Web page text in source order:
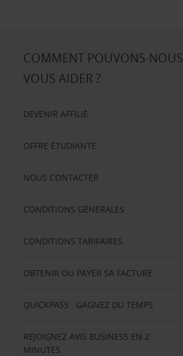
COMMENT POUVONS-NOUS
VOUS AIDER ?
DEVENIR AFFILIÉ
OFFRE ÉTUDIANTE
NOUS CONTACTER
CONDITIONS GÉNÉRALES
CONDITIONS TARIFAIRES
OBTENIR OU PAYER SA FACTURE
QUICKPASS : GAGNEZ DU TEMPS
REJOIGNEZ AVIS BUSINESS EN 2
MINUTES